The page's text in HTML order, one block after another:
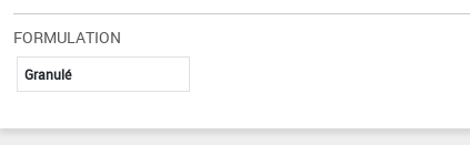
FORMULATION
Granulé